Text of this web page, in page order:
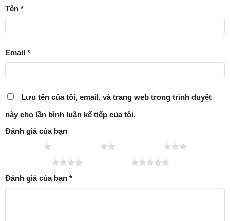
Tên *
Email *
Lưu tên của tôi, email, và trang web trong trình duyệt
này cho lần bình luận kế tiếp của tôi.
Đánh giá của bạn
Đánh giá của bạn *